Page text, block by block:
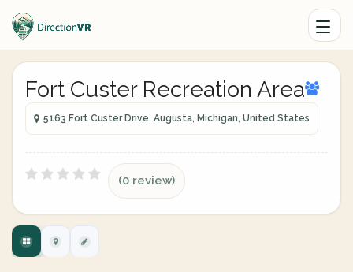
Fort Custer Recreation Area
5163 Fort Custer Drive, Augusta, Michigan, United States
(0 review)